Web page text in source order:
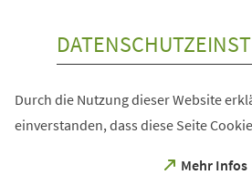
Durch die Nutzung dieser Website
einverstanden, dass diese Seite
Mehr Infos
(Öffnet